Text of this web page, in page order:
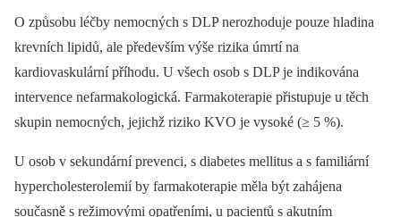
O způsobu léčby nemocných s DLP nerozhoduje pouze hladina
krevních lipidů, ale především výše rizika úmrtí na
kardiovaskulární příhodu. U všech osob s DLP je indikována
intervence nefarmakologická. Farmakoterapie přistupuje u těch
skupin nemocných, jejichž riziko KVO je vysoké (≥ 5 %).
U osob v sekundární prevenci, s diabetes mellitus a s familiární
hypercholesterolemií by farmakoterapie měla být zahájena
současně s režimovými opatřeními, u pacientů s akutním